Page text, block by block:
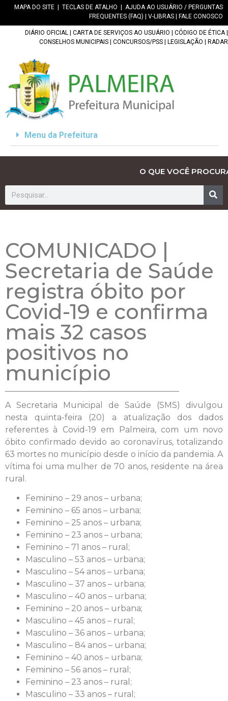
MAPA DO SITE TECLAS DE ATALHO
AJUDA AO USUÁRIO / PERGUNTAS
FREQUENTES (FAQ)
V-LIBRAS FALE CONOSCO
DIÁRIO OFICIAL CARTA DE SERVIÇOS AO USUÁRIO CÓDIGO DE ÉTICA|
CONSELHOS MUNICIPAIS
CONCURSOS/PSS LEGISLAÇÃO RADAR
Menu da Prefeitura
O QUE VOCÊ
COMUNICADO |
Secretaria de Saúde
registra óbito por
Covid-19 e confirma
mais 32 casos
positivos no
município
A Secretaria Municipal de Saúde (SMS) divulgou
nesta quinta-feira (20) a atualização dos dados
referentes à Covid-19 em Palmeira, com um novo
óbito confirmado devido ao coronavírus, totalizando
63 mortes no município desde o início da pandemia. A
vítima foi uma mulher de 70 anos, residente na área
rural.
Feminino – 29 anos – urbana;
Feminino – 65 anos – urbana;
Feminino – 25 anos – urbana;
Feminino – 23 anos – urbana;
Feminino – 71 anos – rural;
Masculino – 53 anos – urbana;
Masculino – 54 anos – urbana;
Masculino – 37 anos – urbana;
Masculino – 40 anos – urbana;
Feminino – 20 anos – urbana;
Masculino – 45 anos – rural;
Masculino – 36 anos – urbana;
Masculino – 84 anos – urbana;
Feminino – 40 anos – urbana;
Feminino – 56 anos – rural;
Feminino – 23 anos – rural;
Masculino – 33 anos – rural;